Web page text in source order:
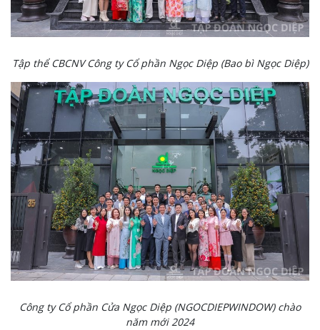
Tập thể CBCNV Công ty Cổ phần Ngọc Diệp (Bao bì Ngọc Diệp)
Công ty Cổ phần Cửa Ngọc Diệp (NGOCDIEPWINDOW) chào
năm mới 2024